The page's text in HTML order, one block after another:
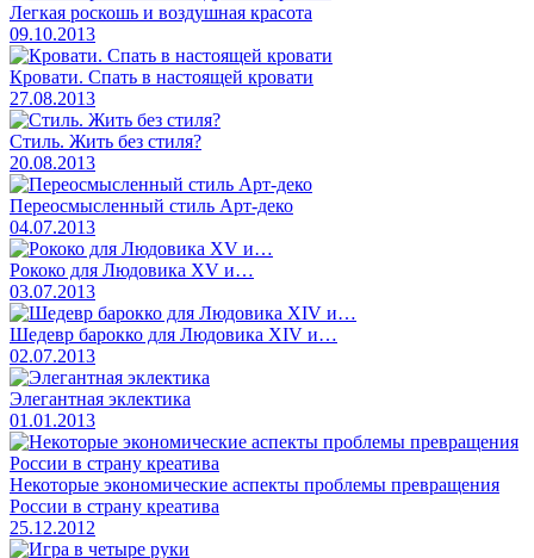
Легкая роскошь и воздушная красота
09.10.2013
Кровати. Спать в настоящей кровати
27.08.2013
Стиль. Жить без стиля?
20.08.2013
Переосмысленный стиль Арт-деко
04.07.2013
Рококо для Людовика ХV и…
03.07.2013
Шедевр барокко для Людовика ХIV и…
02.07.2013
Элегантная эклектика
01.01.2013
Некоторые экономические аспекты проблемы превращения
России в страну креатива
25.12.2012